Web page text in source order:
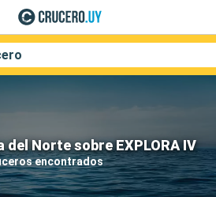
Norte sobre EXPLORA IV
encontrados